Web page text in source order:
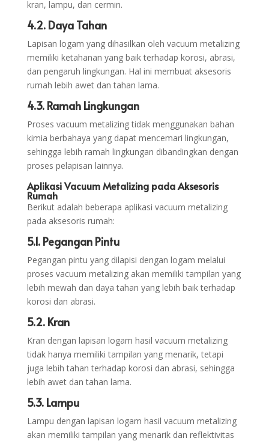
kran, lampu, dan cermin.
4.2. Daya Tahan
Lapisan logam yang dihasilkan oleh vacuum metalizing
memiliki ketahanan yang baik terhadap korosi, abrasi,
dan pengaruh lingkungan. Hal ini membuat aksesoris
rumah lebih awet dan tahan lama.
4.3. Ramah Lingkungan
Proses vacuum metalizing tidak menggunakan bahan
kimia berbahaya yang dapat mencemari lingkungan,
sehingga lebih ramah lingkungan dibandingkan dengan
proses pelapisan lainnya.
Aplikasi Vacuum Metalizing pada Aksesoris
Rumah
Berikut adalah beberapa aplikasi vacuum metalizing
pada aksesoris rumah:
5.1. Pegangan Pintu
Pegangan pintu yang dilapisi dengan logam melalui
proses vacuum metalizing akan memiliki tampilan yang
lebih mewah dan daya tahan yang lebih baik terhadap
korosi dan abrasi.
5.2. Kran
Kran dengan lapisan logam hasil vacuum metalizing
tidak hanya memiliki tampilan yang menarik, tetapi
juga lebih tahan terhadap korosi dan abrasi, sehingga
lebih awet dan tahan lama.
5.3. Lampu
Lampu dengan lapisan logam hasil vacuum metalizing
akan memiliki tampilan yang menarik dan reflektivitas